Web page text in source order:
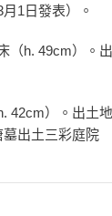
1日發表）。
（h. 49cm）。
42cm）。出土
出土三彩庭院